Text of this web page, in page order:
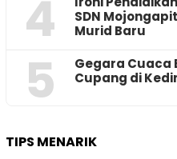
4
SDN
Murid Baru
5
‎Gegara Cuaca
Cupang di
TIPS MENARIK